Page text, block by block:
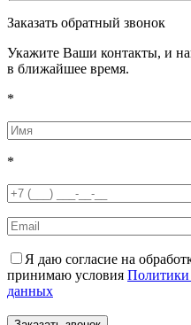
Заказать обратный звонок
Укажите Ваши контакты, и
в ближайшее время.
*
*
Я даю согласие на
принимаю условия Политики
данных